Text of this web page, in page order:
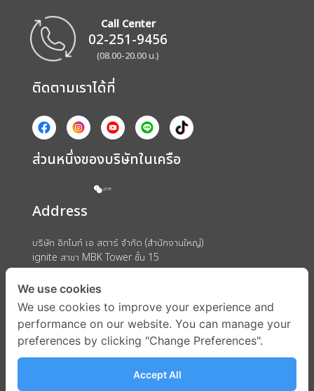
Call Center
02-251-9456
(08.00-20.00 น.)
ติดตามเราได้ที่
ส่วนหนึ่งของบริษัทในเครือ
Address
บริษัท อิกไนท์ เอ สตาร์ จำกัด (สำนักงานใหญ่)
ignite สาขา MBK Tower ชั้น 15
ถนนพญาไท แขวงวังใหม่ เขตปทุมวัน กรุงเทพมหานคร 10330
We use cookies
We use cookies to improve your experience and
performance on our website. You can manage your
preferences by clicking "Change Preferences".
Accept All